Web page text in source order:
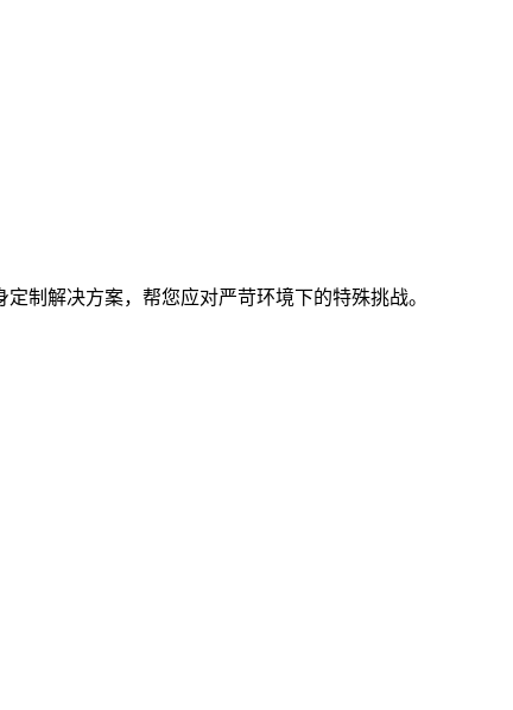
制解决方案，帮您应对严苛环境下的特殊挑战。